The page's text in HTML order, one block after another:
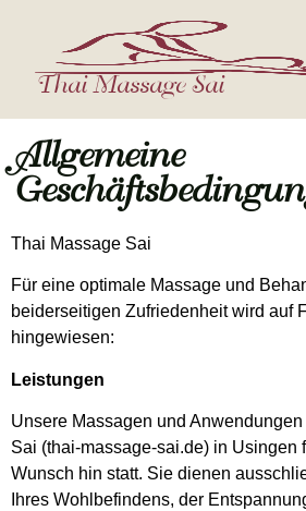
Thai Massage Sai
Allgemeine
Thai Massage Sai
Für eine optimale Massage und
beiderseitigen Zufriedenheit wird auf
hingewiesen:
Leistungen
Unsere Massagen und
Sai (thai-massage-sai.de) in Usingen
Wunsch hin statt. Sie dienen
Ihres Wohlbefindens, der